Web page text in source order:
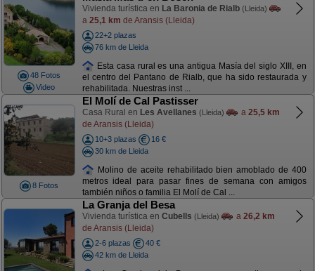
48 Fotos
Video
Vivienda turística en La Baronia de Rialb (Lleida)
a 25,1 km de Aransis (Lleida)
22+2 plazas
76 km de Lleida
Esta casa rural es una antigua Masía del siglo XIII, en
el centro del Pantano de Rialb, que ha sido restaurada y
rehabilitada. Nuestras inst ...
8 Fotos
El Molí de Cal Pastisser
Casa Rural en Les Avellanes (Lleida) a 25,5 km
de Aransis (Lleida)
10+3 plazas
16 €
30 km de Lleida
Molino de aceite rehabilitado bien amoblado de 400
metros ideal para pasar fines de semana con amigos
también niños o familia El Molí de Cal ...
La Granja del Besa
Vivienda turística en Cubells (Lleida) a 26,2 km
de Aransis (Lleida)
2-6 plazas
40 €
42 km de Lleida